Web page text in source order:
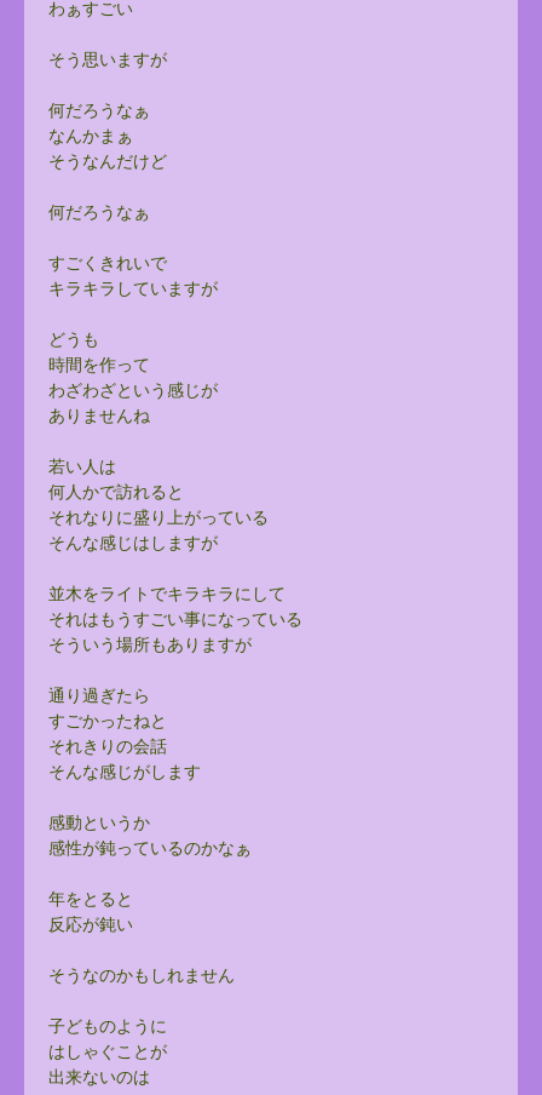
わぁすごい
そう思いますが
何だろうなぁ
なんかまぁ
そうなんだけど
何だろうなぁ
すごくきれいで
キラキラしていますが
どうも
時間を作って
わざわざという感じが
ありませんね
若い人は
何人かで訪れると
それなりに盛り上がっている
そんな感じはしますが
並木をライトでキラキラにして
それはもうすごい事になっている
そういう場所もありますが
通り過ぎたら
すごかったねと
それきりの会話
そんな感じがします
感動というか
感性が鈍っているのかなぁ
年をとると
反応が鈍い
そうなのかもしれません
子どものように
はしゃぐことが
出来ないのは